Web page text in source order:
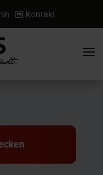
 Kontakt
a